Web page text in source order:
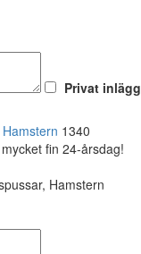
Privat inlägg
Hamstern 1340
fin 24-årsdag!
Hamstern